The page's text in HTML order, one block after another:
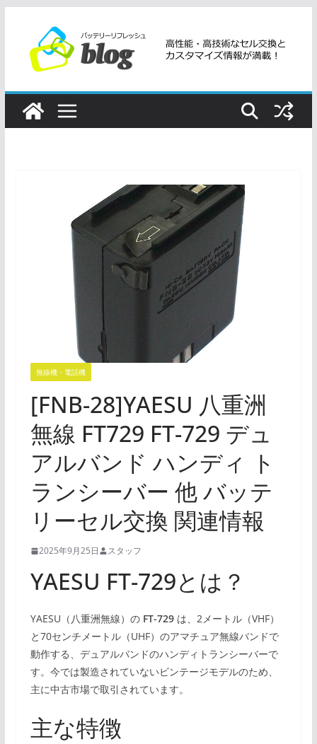
ツ
無線機・電話機
[FNB-28]YAESU 八重洲
無線 FT729 FT-729 デュ
アルバンド ハンディ ト
ランシーバー 他 バッテ
リーセル交換 関連情報
2025年9月25日 スタッフ
YAESU FT-729とは？
YAESU（八重洲無線）の FT-729は、2メートル（VHF）
と70センチメートル（UHF）のアマチュア無線バンドで
動作する、デュアルバンドのハンディトランシーバーで
す。今では製造されていないビンテージモデルのため、
主に中古市場で取引されています。
主な特徴